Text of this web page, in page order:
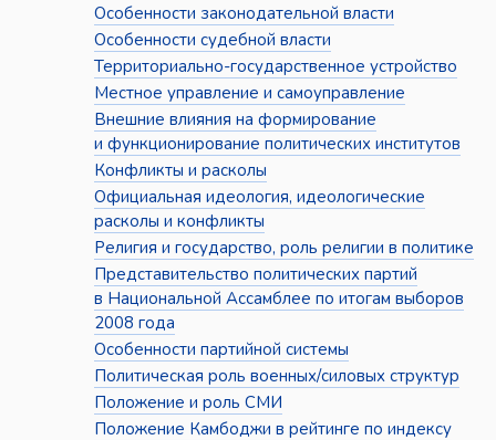
Особенности законодательной власти
Особенности судебной власти
Территориально-государственное устройство
Местное управление и самоуправление
Внешние влияния на формирование
и функционирование политических институтов
Конфликты и расколы
Официальная идеология, идеологические
расколы и конфликты
Религия и государство, роль религии в политике
Представительство политических партий
в Национальной Ассамблее по итогам выборов
2008 года
Особенности партийной системы
Политическая роль военных/силовых структур
Положение и роль СМИ
Положение Камбоджи в рейтинге по индексу